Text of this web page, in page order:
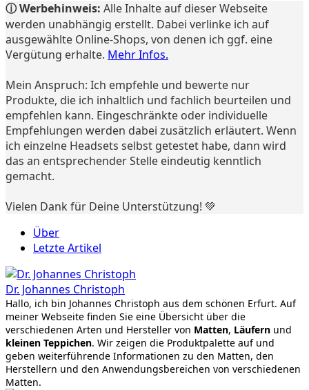
ⓘ Werbehinweis: Alle Inhalte auf dieser Webseite
werden unabhängig erstellt. Dabei verlinke ich auf
ausgewählte Online-Shops, von denen ich ggf. eine
Vergütung erhalte. Mehr Infos.
Mein Anspruch: Ich empfehle und bewerte nur
Produkte, die ich inhaltlich und fachlich beurteilen und
empfehlen kann. Eingeschränkte oder individuelle
Empfehlungen werden dabei zusätzlich erläutert. Wenn
ich einzelne Headsets selbst getestet habe, dann wird
das an entsprechender Stelle eindeutig kenntlich
gemacht.
Vielen Dank für Deine Unterstützung! 💚
Über
Letzte Artikel
Dr. Johannes Christoph
Hallo, ich bin Johannes Christoph aus dem schönen Erfurt. Auf
meiner Webseite finden Sie eine Übersicht über die
verschiedenen Arten und Hersteller von Matten, Läufern und
kleinen Teppichen. Wir zeigen die Produktpalette auf und
geben weiterführende Informationen zu den Matten, den
Herstellern und den Anwendungsbereichen von verschiedenen
Matten.